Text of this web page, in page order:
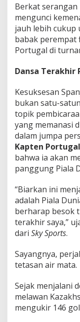
Berkat
mengunci
jauh lebih cukup
babak perempat
Portugal di
Dansa Terakhir
Kesuksesan
bukan satu-
topik
yang memanasi
dalam jumpa
Kapten
bahwa ia akan
panggung Piala
“Biarkan ini
adalah Piala
berharap besok
terakhir saya,”
dari Sky Sports.
Sayangnya,
tetasan air mata.
Sejak menjalani
melawan
mengukir 146